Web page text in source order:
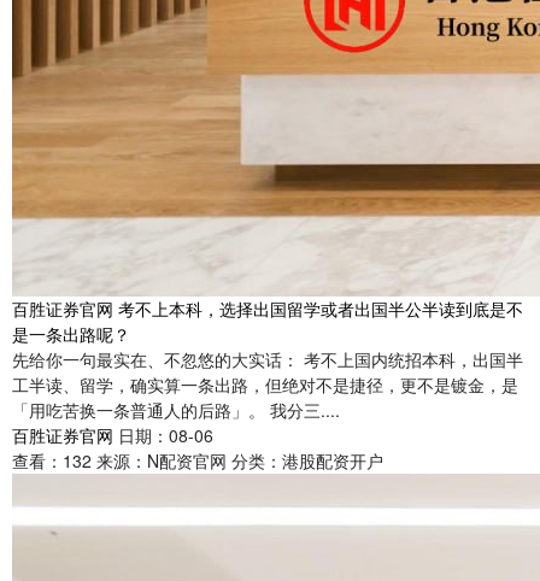
百胜证券官网 考不上本科，选择出国留学或者出国半公半读到底是不
是一条出路呢？
先给你一句最实在、不忽悠的大实话： 考不上国内统招本科，出国半
工半读、留学，确实算一条出路，但绝对不是捷径，更不是镀金，是
「用吃苦换一条普通人的后路」。 我分三....
百胜证券官网 日期：08-06
查看： 132 来源： N配资官网 分类： 港股配资开户